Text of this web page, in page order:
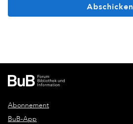
Abschicken
Abonnement
BuB-App